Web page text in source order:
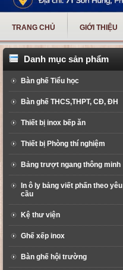
TRANG CHỦ GIỚI THIỆU
Danh mục sản phẩm
Bàn ghế Tiểu học
Bàn ghế THCS,THPT, CĐ, ĐH
Thiết bị inox bếp ăn
Thiết bị Phòng thí nghiệm
Bảng trượt ngang thông minh
In ô ly bảng viết phấn theo yêu
cầu
Kệ thư viện
Ghế xếp inox
Bàn ghế hội trường